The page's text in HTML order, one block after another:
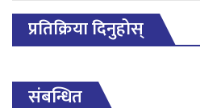
प्रतिक्रिया दिनुहोस्
संबन्धित